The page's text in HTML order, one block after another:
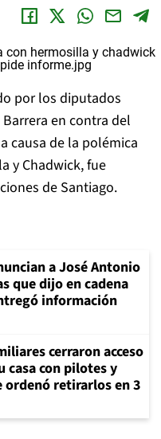
por los diputados
en contra del
a causa de la polémica
y Chadwick, fue
de Santiago.
a José Antonio
que dijo en cadena
información
cerraron acceso
casa con pilotes y
ordenó retirarlos en 3